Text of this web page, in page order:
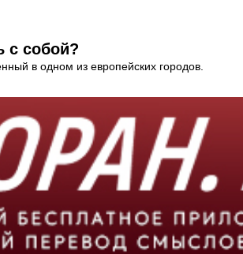
с собой?
в одном из европейских городов.